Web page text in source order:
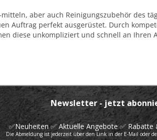
aber auch Reinigungszubehör des
Auftrag perfekt ausgerüstet. Durch
diese unkompliziert und schnell an Ihren